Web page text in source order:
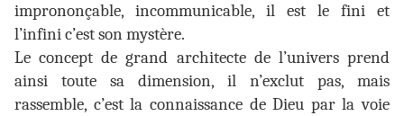
imprononçable, incommunicable, il est le fini et
l’infini c’est son mystère.
Le concept de grand architecte de l’univers prend
ainsi toute sa dimension, il n’exclut pas, mais
rassemble, c’est la connaissance de Dieu par la voie